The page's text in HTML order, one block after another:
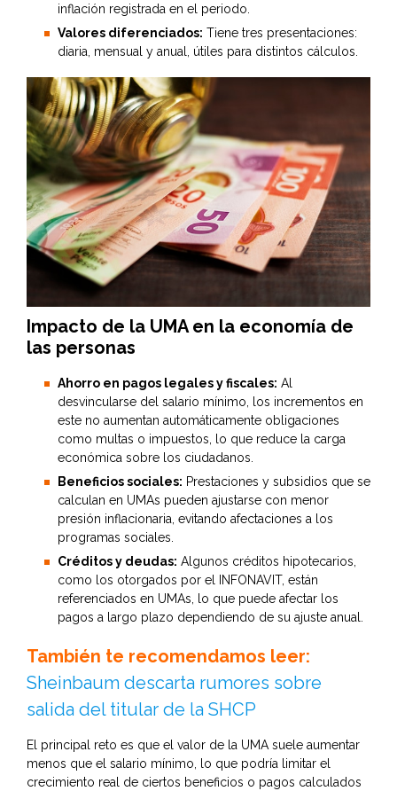
inflación registrada en el periodo.
Valores diferenciados: Tiene tres presentaciones:
diaria, mensual y anual, útiles para distintos cálculos.
Impacto de la UMA en la economía de
las personas
Ahorro en pagos legales y fiscales: Al
desvincularse del salario mínimo, los incrementos en
este no aumentan automáticamente obligaciones
como multas o impuestos, lo que reduce la carga
económica sobre los ciudadanos.
Beneficios sociales: Prestaciones y subsidios que se
calculan en UMAs pueden ajustarse con menor
presión inflacionaria, evitando afectaciones a los
programas sociales.
Créditos y deudas: Algunos créditos hipotecarios,
como los otorgados por el INFONAVIT, están
referenciados en UMAs, lo que puede afectar los
pagos a largo plazo dependiendo de su ajuste anual.
También te recomendamos leer:
Sheinbaum descarta rumores sobre
salida del titular de la SHCP
El principal reto es que el valor de la UMA suele aumentar
menos que el salario mínimo, lo que podría limitar el
crecimiento real de ciertos beneficios o pagos calculados